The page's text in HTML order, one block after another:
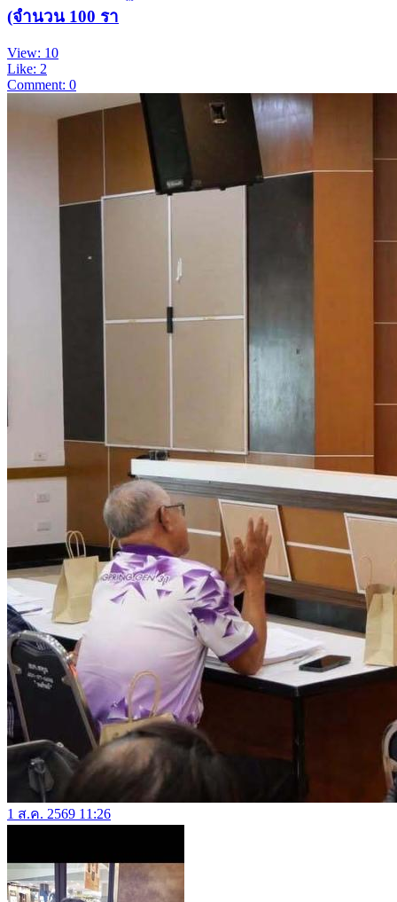
(จำนวน 100 รา
View: 10
Like: 2
Comment: 0
1 ส.ค. 2569 11:26